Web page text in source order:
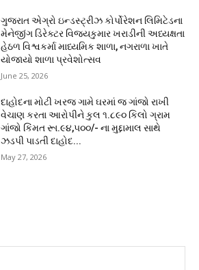
ગુજરાત એગ્રો ઇન્ડસ્ટ્રીઝ કોર્પોરેશન લિમિટેડના
મેનેજીંગ ડિરેક્ટર વિજયકુમાર ખરાડીની અધ્યક્ષતા
હેઠળ વિશ્વકર્મા માધ્યમિક શાળા, નગરાળા ખાતે
યોજાયો શાળા પ્રવેશોત્સવ
June 25, 2026
દાહોદના મોટી ખરજ ગામે ઘરમાં જ ગાંજો રાખી
વેચાણ કરતા આરોપીને કુલ ૧.૮૯૦ કિલો ગ્રામ
ગાંજો કિંમત રૂા.૯૪,૫૦૦/- ના મુદ્દામાલ સાથે
ઝડપી પાડતી દાહોદ...
May 27, 2026